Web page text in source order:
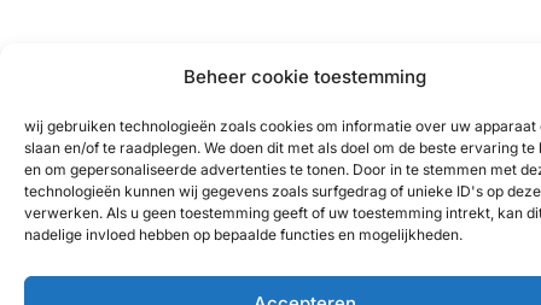
Beheer cookie toestemming
wij gebruiken technologieën zoals cookies om informatie over uw apparaat
slaan en/of te raadplegen. We doen dit met als doel om de beste ervaring te
en om gepersonaliseerde advertenties te tonen. Door in te stemmen met
technologieën kunnen wij gegevens zoals surfgedrag of unieke ID's op
verwerken. Als u geen toestemming geeft of uw toestemming intrekt, kan
nadelige invloed hebben op bepaalde functies en mogelijkheden.